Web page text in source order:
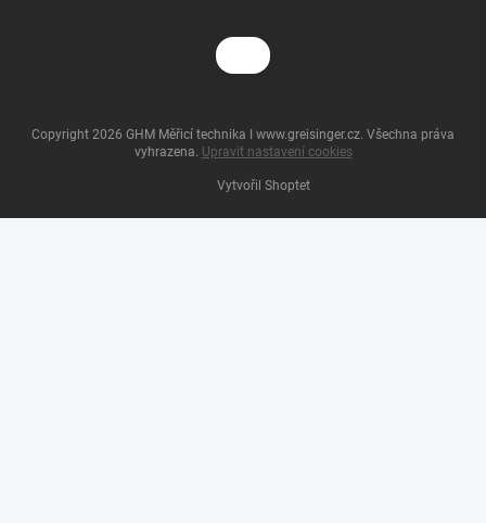
Vytvořil Shoptet
Copyright 2026 GHM Měřicí technika I www.greisinger.cz. Všechna práva
vyhrazena. Upravit nastavení cookies